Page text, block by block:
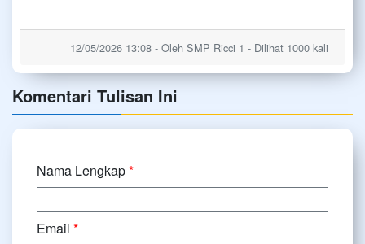
12/05/2026 13:08 - Oleh SMP Ricci 1 - Dilihat 1000 kali
Komentari Tulisan Ini
Nama Lengkap*
Email *